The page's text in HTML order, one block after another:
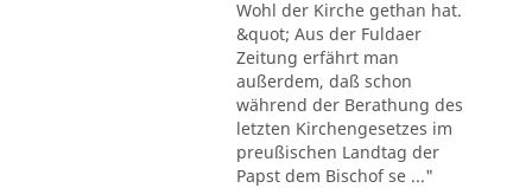
Wohl der Kirche gethan hat.
&quot; Aus der Fuldaer
Zeitung erfährt man
außerdem, daß schon
während der Berathung des
letzten Kirchengesetzes im
preußischen Landtag der
Papst dem Bischof se ..."